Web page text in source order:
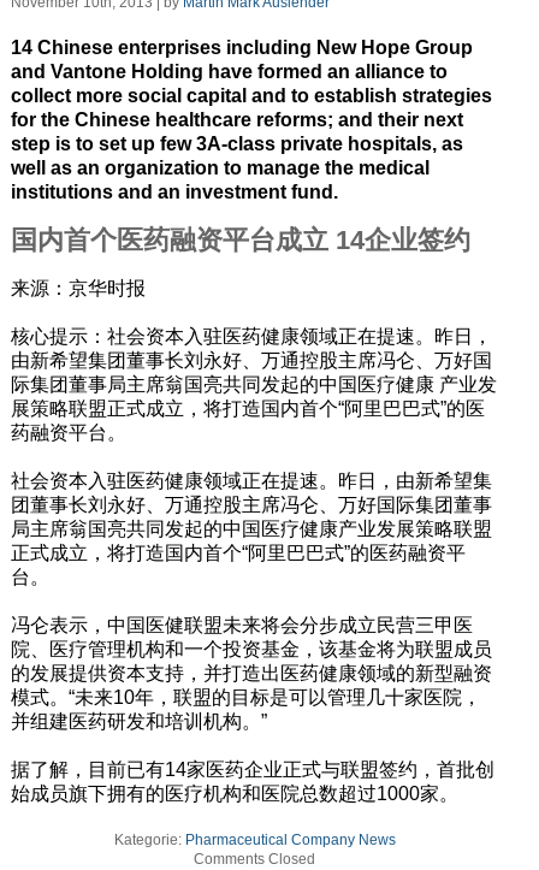
14 Chinese enterprises including New Hope Group
and Vantone Holding have formed an alliance to
collect more social capital and to establish strategies
for the Chinese healthcare reforms; and their next
step is to set up few 3A-class private hospitals, as
well as an organization to manage the medical
institutions and an investment fund.
国内首个医药融资平台成立 14企业签约
来源：京华时报
核心提示：社会资本入驻医药健康领域正在提速。昨日，
由新希望集团董事长刘永好、万通控股主席冯仑、万好国
际集团董事局主席翁国亮共同发起的中国医疗健康 产业发
展策略联盟正式成立，将打造国内首个“阿里巴巴式”的医
药融资平台。
社会资本入驻医药健康领域正在提速。昨日，由新希望集
团董事长刘永好、万通控股主席冯仑、万好国际集团董事
局主席翁国亮共同发起的中国医疗健康产业发展策略联盟
正式成立，将打造国内首个“阿里巴巴式”的医药融资平
台。
冯仑表示，中国医健联盟未来将会分步成立民营三甲医
院、医疗管理机构和一个投资基金，该基金将为联盟成员
的发展提供资本支持，并打造出医药健康领域的新型融资
模式。“未来10年，联盟的目标是可以管理几十家医院，
并组建医药研发和培训机构。”
据了解，目前已有14家医药企业正式与联盟签约，首批创
始成员旗下拥有的医疗机构和医院总数超过1000家。
Kategorie: Pharmaceutical Company News
Comments Closed